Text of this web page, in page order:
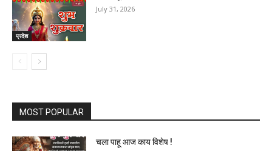
प्रदेश
July 31, 2026
MOST POPULAR
चला पाहू आज काय विशेष !